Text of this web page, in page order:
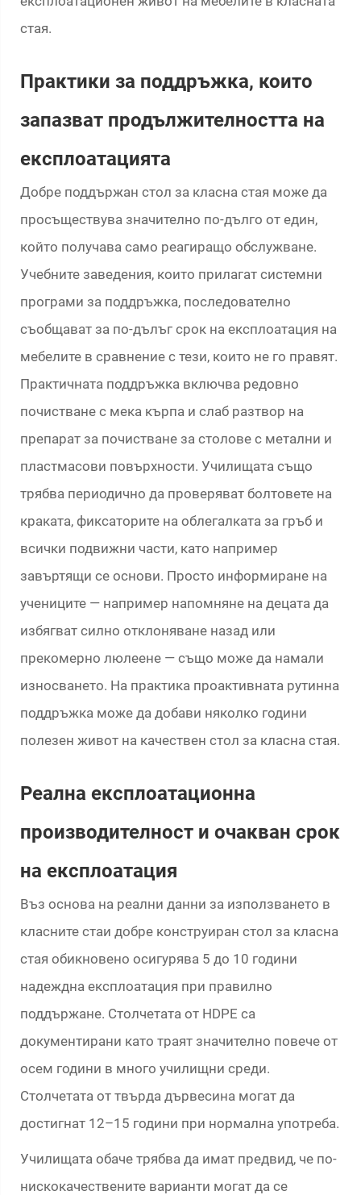
стая.
Практики за поддръжка, които
запазват продължителността на
експлоатацията
Добре поддържан стол за класна стая може да
просъществува значително по-дълго от един,
който получава само реагиращо обслужване.
Учебните заведения, които прилагат системни
програми за поддръжка, последователно
съобщават за по-дълъг срок на експлоатация на
мебелите в сравнение с тези, които не го правят.
Практичната поддръжка включва редовно
почистване с мека кърпа и слаб разтвор на
препарат за почистване за столове с метални и
пластмасови повърхности. Училищата също
трябва периодично да проверяват болтовете на
краката, фиксаторите на облегалката за гръб и
всички подвижни части, като например
завъртящи се основи. Просто информиране на
учениците — например напомняне на децата да
избягват силно отклоняване назад или
прекомерно люлеене — също може да намали
износването. На практика проактивната рутинна
поддръжка може да добави няколко години
полезен живот на качествен стол за класна стая.
Реална експлоатационна
производителност и очакван срок
на експлоатация
Въз основа на реални данни за използването в
класните стаи добре конструиран стол за класна
стая обикновено осигурява 5 до 10 години
надеждна експлоатация при правилно
поддържане. Столчетата от HDPE са
документирани като траят значително повече от
осем години в много училищни среди.
Столчетата от твърда дървесина могат да
достигнат 12–15 години при нормална употреба.
Училищата обаче трябва да имат предвид, че по-
нискокачествените варианти могат да се